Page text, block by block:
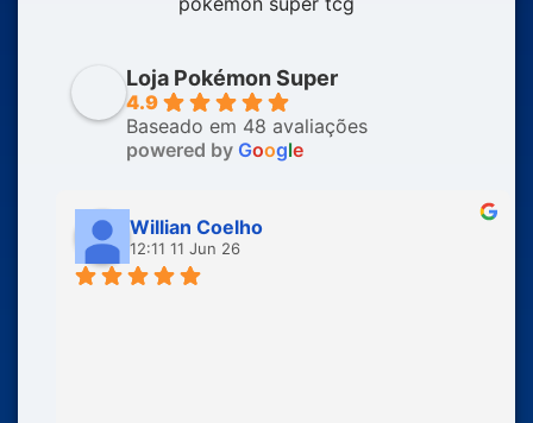
Loja Pokémon Super
4.9
Baseado em 48 avaliações
powered by Google
Willian Coelho
12:11 11 Jun 26